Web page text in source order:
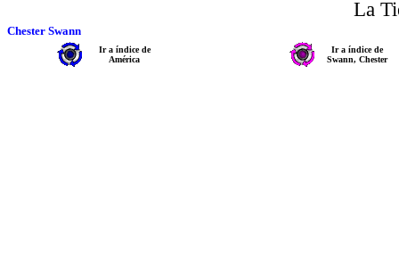
La
Chester Swann
Ir a índice de
América
Ir a índice de
Swann, Chester